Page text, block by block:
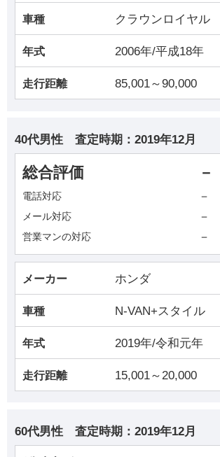
車種 クラウンロイヤル
年式 2006年/平成18年
走行距離 85,001～90,000
40代男性 査定時期： 2019年12月
総合評価 －
電話対応 －
メール対応 －
営業マンの対応 －
メーカー ホンダ
車種 N-VAN+スタイル
年式 2019年/令和元年
走行距離 15,001～20,000
60代男性 査定時期： 2019年12月